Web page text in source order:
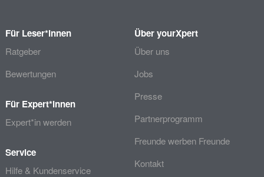
Für Leser*innen
Ratgeber
Bewertungen
Für Expert*innen
Expert*in werden
Service
Hilfe & Kundenservice
Über yourXpert
Über uns
Jobs
Presse
Partnerprogramm
Freunde werben Freunde
Kontakt